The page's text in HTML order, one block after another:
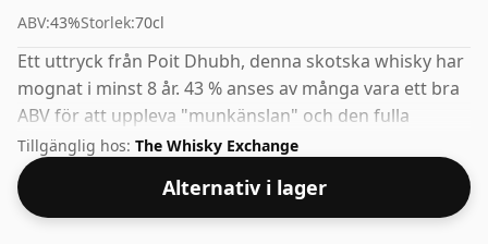
ABV:43%Storlek:70cl
Ett uttryck från Poit Dhubh, denna skotska whisky har
mognat i minst 8 år. 43 % anses av många vara ett bra
ABV för att uppleva "munkänslan" och den fulla
smaken av whisky.
Tillgänglig hos: The Whisky Exchange
Alternativ i lager